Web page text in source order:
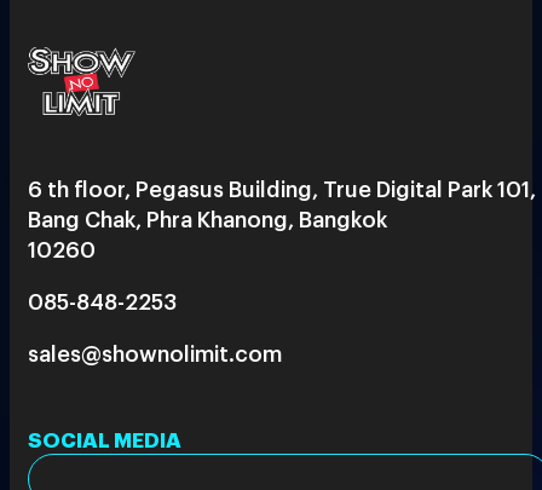
6 th floor, Pegasus Building, True Digital Park 101,
Bang Chak, Phra Khanong, Bangkok
10260
085-848-2253
sales@shownolimit.com
SOCIAL MEDIA